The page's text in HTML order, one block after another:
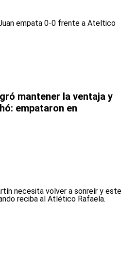
mantener la ventaja y
empataron en